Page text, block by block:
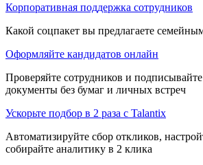
Корпоративная поддержка сотрудников
Какой соцпакет вы предлагаете
Оформляйте кандидатов онлайн
Проверяйте сотрудников и
документы без бумаг и личных встреч
Ускорьте подбор в 2 раза с Talantix
Автоматизируйте сбор откликов,
собирайте аналитику в 2 клика